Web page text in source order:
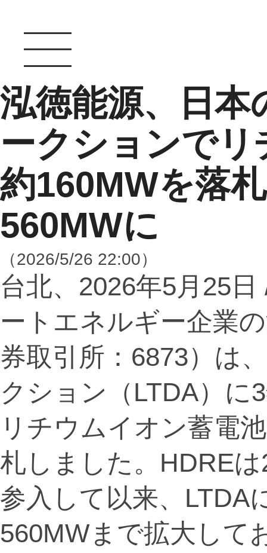
泓徳能源、日本
ークションで
約160MWを落
560MWに
（2026/5/26 22:00）
台北、2026年5月25
ートエネルギー企業
券取引所：6873）は
クション（LTDA）に
リチウムイオン蓄電
札しました。HDRE
参入して以来、LTDA
560MWまで拡大して